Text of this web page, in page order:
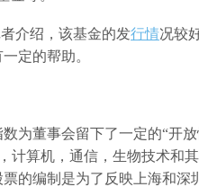
介绍，该基金的发行情况较
定的帮助。
为董事会留下了一定的“开
计算机，通信，生物技术和
的编制是为了反映上海和深